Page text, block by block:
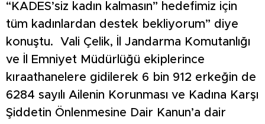
“KADES’siz kadın kalmasın” hedefimiz için
tüm kadınlardan destek bekliyorum” diye
konuştu. Vali Çelik, İl Jandarma Komutanlığı
ve İl Emniyet Müdürlüğü ekiplerince
kıraathanelere gidilerek 6 bin 912 erkeğin de
6284 sayılı Ailenin Korunması ve Kadına Karşı
Şiddetin Önlenmesine Dair Kanun’a dair